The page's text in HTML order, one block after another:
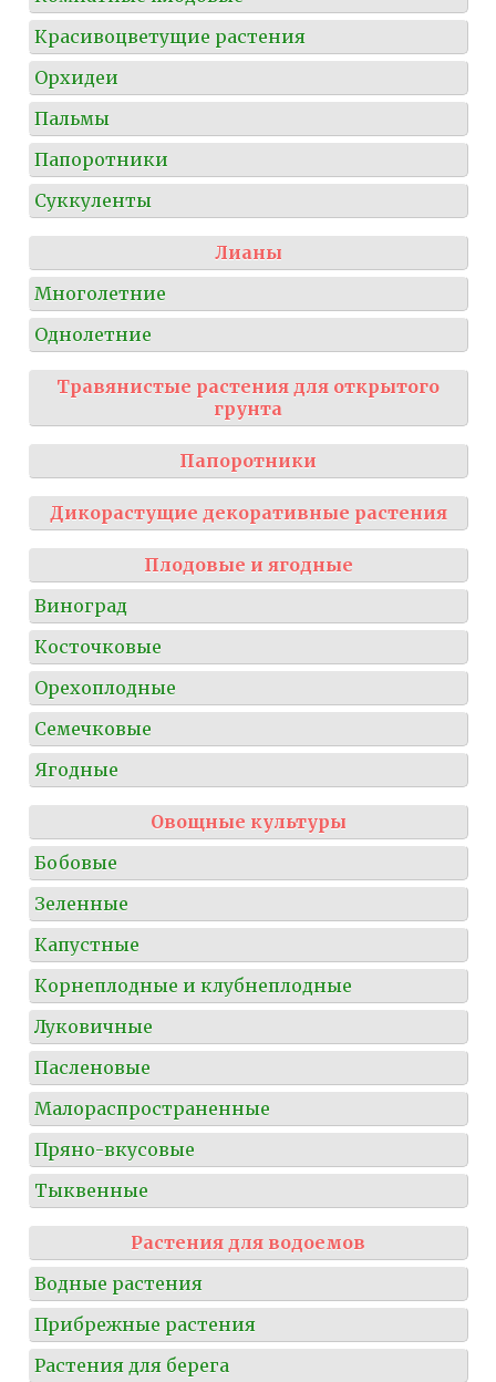
Красивоцветущие растения
Орхидеи
Пальмы
Папоротники
Суккуленты
Лианы
Многолетние
Однолетние
Травянистые растения для открытого
грунта
Папоротники
Дикорастущие декоративные растения
Плодовые и ягодные
Виноград
Косточковые
Орехоплодные
Семечковые
Ягодные
Овощные культуры
Бобовые
Зеленные
Капустные
Корнеплодные и клубнеплодные
Луковичные
Пасленовые
Малораспространенные
Пряно-вкусовые
Тыквенные
Растения для водоемов
Водные растения
Прибрежные растения
Растения для берега